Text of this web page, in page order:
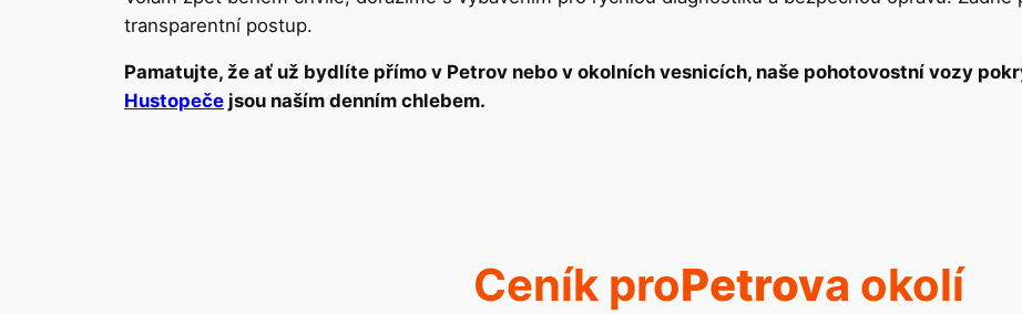
transparentní postup.
Pamatujte, že ať už bydlíte přímo v Petrov nebo v okolních vesnicích, naše pohotovostní vozy
Hustopeče jsou naším denním chlebem.
Ceník proPetrova okolí